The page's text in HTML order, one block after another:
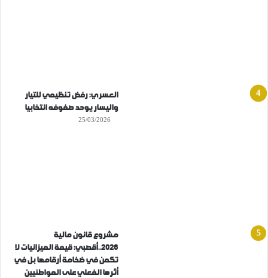
العسري: رفض تنظيمي للتيار
واليسار يوحد صفوفه انتخابيا
25/03/2026
مشروع قانون مالية
2026..أقصبي: قيمة الميزانيات لا
تكمن في ضخامة أرقامها بل في
أثرها الفعلي على المواطنيين